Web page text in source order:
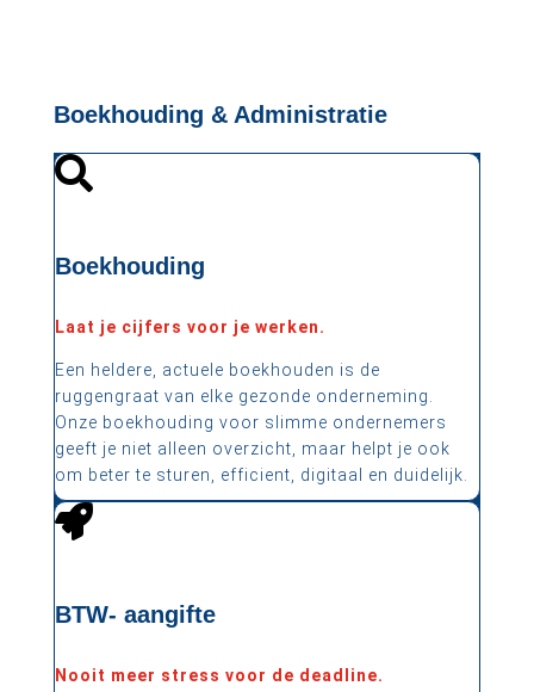
Boekhouding & Administratie

Boekhouding
Laat je cijfers voor je werken.
Een heldere, actuele boekhouden is de
ruggengraat van elke gezonde onderneming.
Onze boekhouding voor slimme ondernemers
geeft je niet alleen overzicht, maar helpt je ook
om beter te sturen, efficient, digitaal en duidelijk

BTW- aangifte
Nooit meer stress voor de deadline.